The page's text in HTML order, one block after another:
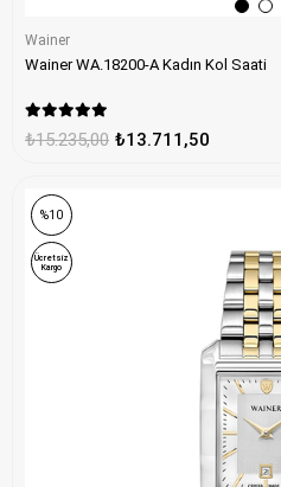
Wainer
Wainer WA.18200-A Kadın Kol Saati
₺13.711,50
₺15.235,00
%10
Ücretsiz
Kargo